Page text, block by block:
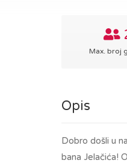
Max. broj
Opis
Dobro došli u
bana Jelačića!